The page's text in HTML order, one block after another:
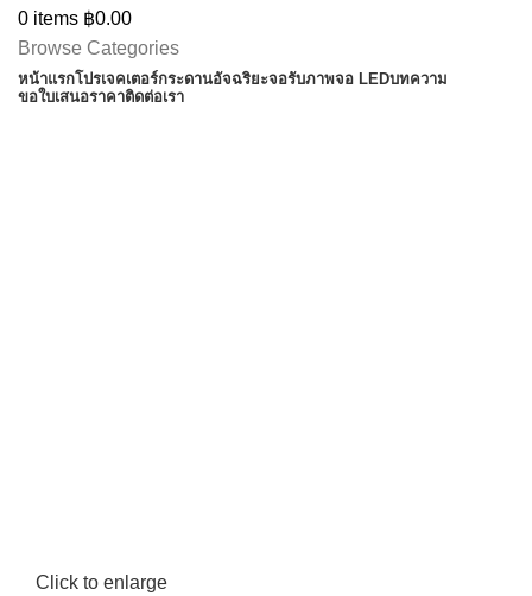
0 items ฿0.00
Browse Categories
หน้าแรกโปรเจคเตอร์กระดานอัจฉริยะจอรับภาพจอ LEDบทความ
ขอใบเสนอราคาติดต่อเรา
Click to enlarge